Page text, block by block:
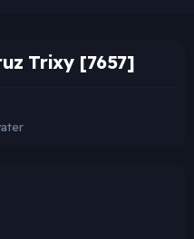
Trixy [7657]